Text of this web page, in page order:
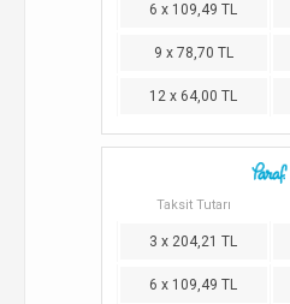
6 x 109,49 TL
9 x 78,70 TL
12 x 64,00 TL
Taksit Tutarı
3 x 204,21 TL
6 x 109,49 TL